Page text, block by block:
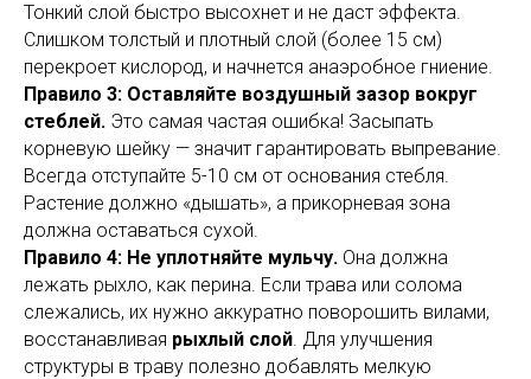
Тонкий слой быстро высохнет и не даст эффекта.
Слишком толстый и плотный слой (более 15 см)
перекроет кислород, и начнется анаэробное гниение.
Правило 3: Оставляйте воздушный зазор вокруг
стеблей. Это самая частая ошибка! Засыпать
корневую шейку — значит гарантировать выпревание.
Всегда отступайте 5-10 см от основания стебля.
Растение должно «дышать», а прикорневая зона
должна оставаться сухой.
Правило 4: Не уплотняйте мульчу. Она должна
лежать рыхло, как перина. Если трава или солома
слежались, их нужно аккуратно поворошить вилами,
восстанавливая рыхлый слой. Для улучшения
структуры в траву полезно добавлять мелкую